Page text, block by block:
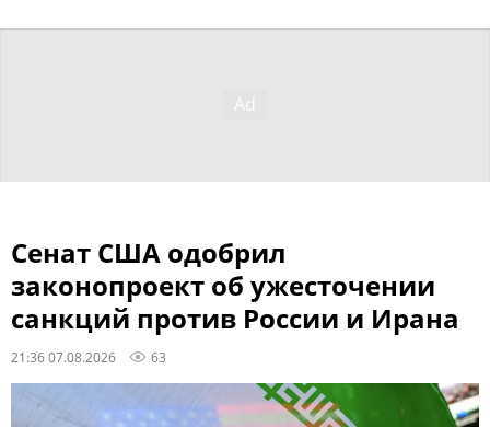
Сенат США одобрил
законопроект об ужесточении
санкций против России и Ирана
21:36 07.08.2026 63